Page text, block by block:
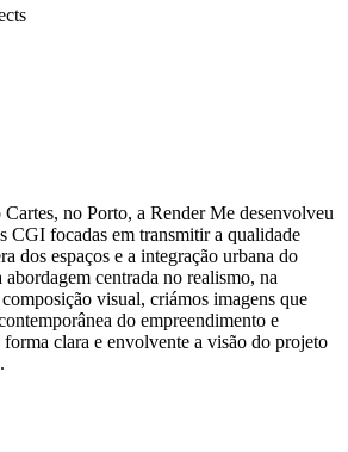
no Porto, a Render Me desenvolveu
CGI focadas em transmitir a qualidade
dos espaços e a integração urbana do
centrada no realismo, na
visual, criámos imagens que
do empreendimento e
clara e envolvente a visão do projeto